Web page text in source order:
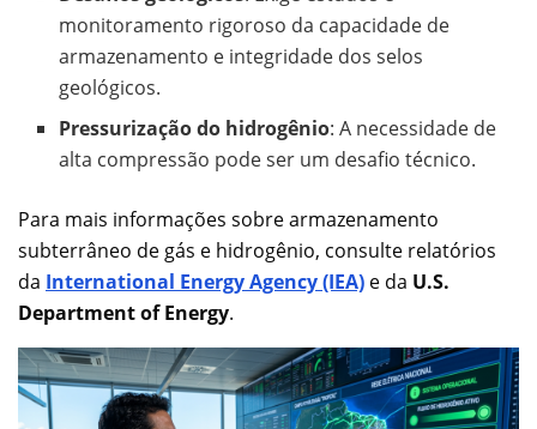
monitoramento rigoroso da capacidade de
armazenamento e integridade dos selos
geológicos.
Pressurização do hidrogênio: A necessidade de
alta compressão pode ser um desafio técnico.
Para mais informações sobre armazenamento
subterrâneo de gás e hidrogênio, consulte relatórios
da International Energy Agency (IEA) e da U.S.
Department of Energy.